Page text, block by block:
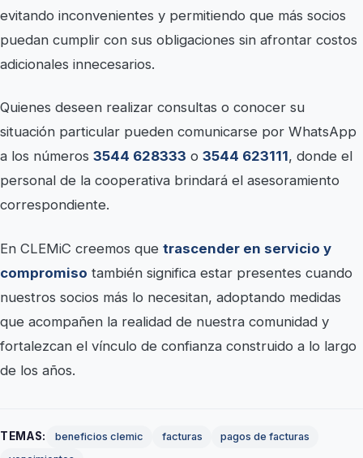
evitando inconvenientes y permitiendo que más socios
puedan cumplir con sus obligaciones sin afrontar costos
adicionales innecesarios.
Quienes deseen realizar consultas o conocer su
situación particular pueden comunicarse por WhatsApp
a los números 3544 628333 o 3544 623111, donde el
personal de la cooperativa brindará el asesoramiento
correspondiente.
En CLEMiC creemos que trascender en servicio y
compromiso también significa estar presentes cuando
nuestros socios más lo necesitan, adoptando medidas
que acompañen la realidad de nuestra comunidad y
fortalezcan el vínculo de confianza construido a lo largo
de los años.
TEMAS: beneficios clemic facturas
pagos de facturas